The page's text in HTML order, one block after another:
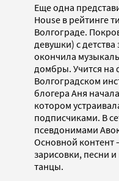
Еще одна
House в рейтинге
Волгограде.
девушки) с
окончила
домбры. Учится на
Волгоградском
блогера Аня
котором
подписчиками. В
псевдонимами
Основной контент
зарисовки, песни
танцы.